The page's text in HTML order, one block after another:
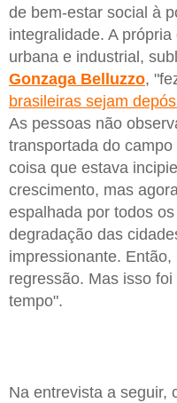
de bem-estar social à
integralidade. A
urbana e industrial,
Gonzaga Belluzzo,
brasileiras sejam
As pessoas não
transportada do
coisa que estava
crescimento, mas
espalhada por todos
degradação das
impressionante.
regressão. Mas isso
tempo".
Na entrevista a seguir,